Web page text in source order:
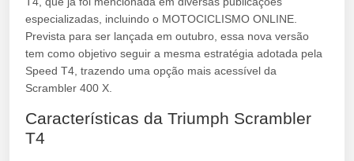
especializadas, incluindo o MOTOCICLISMO ONLINE.
Prevista para ser lançada em outubro, essa nova versão
tem como objetivo seguir a mesma estratégia adotada pela
Speed T4, trazendo uma opção mais acessível da
Scrambler 400 X.
Características da Triumph Scrambler
T4